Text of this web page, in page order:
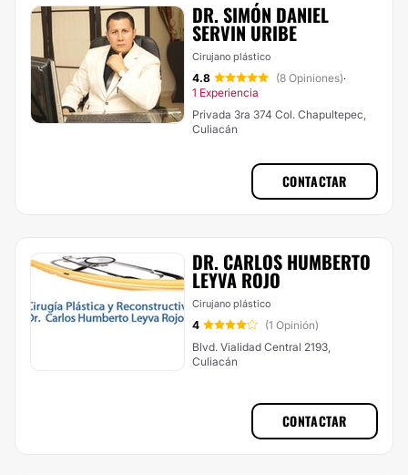
DR. SIMÓN DANIEL
SERVIN URIBE
Cirujano plástico
4.8 (8 Opiniones)·
1 Experiencia
Privada 3ra 374 Col. Chapultepec,
Culiacán
CONTACTAR
DR. CARLOS HUMBERTO
LEYVA ROJO
Cirujano plástico
4
(1 Opinión)
Blvd. Vialidad Central 2193,
Culiacán
CONTACTAR